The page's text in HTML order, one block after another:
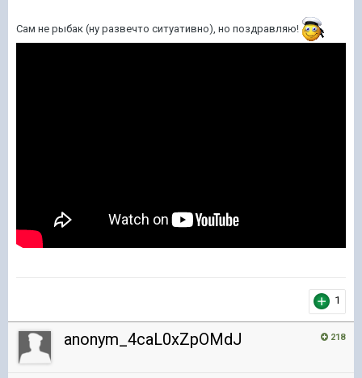
Сам не рыбак (ну развечто ситуативно), но поздравляю!
1
218
anonym_4caL0xZpOMdJ